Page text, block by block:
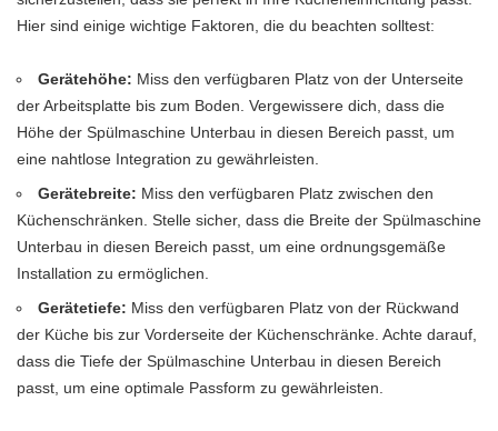
Hier sind einige wichtige Faktoren, die du beachten solltest:
Gerätehöhe: Miss den verfügbaren Platz von der Unterseite
der Arbeitsplatte bis zum Boden. Vergewissere dich, dass die
Höhe der Spülmaschine Unterbau in diesen Bereich passt, um
eine nahtlose Integration zu gewährleisten.
Gerätebreite: Miss den verfügbaren Platz zwischen den
Küchenschränken. Stelle sicher, dass die Breite der Spülmaschine
Unterbau in diesen Bereich passt, um eine ordnungsgemäße
Installation zu ermöglichen.
Gerätetiefe: Miss den verfügbaren Platz von der Rückwand
der Küche bis zur Vorderseite der Küchenschränke. Achte darauf,
dass die Tiefe der Spülmaschine Unterbau in diesen Bereich
passt, um eine optimale Passform zu gewährleisten.